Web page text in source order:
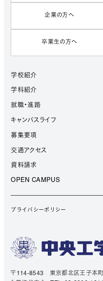
企業の方へ
卒業生の方へ
学校紹介
学科紹介
就職・進路
キャンパスライフ
募集要項
交通アクセス
資料請求
OPEN CAMPUS
プライバシーポリシー
〒114-8543 東京都北区王子本